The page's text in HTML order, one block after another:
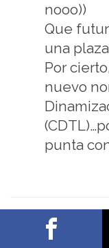
nooo))
Que
una
Por
nuevo
punta
n1mh